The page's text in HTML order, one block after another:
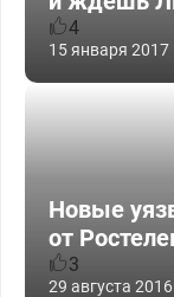
4
15 января 2017
Новые
от
3
29 августа 2016